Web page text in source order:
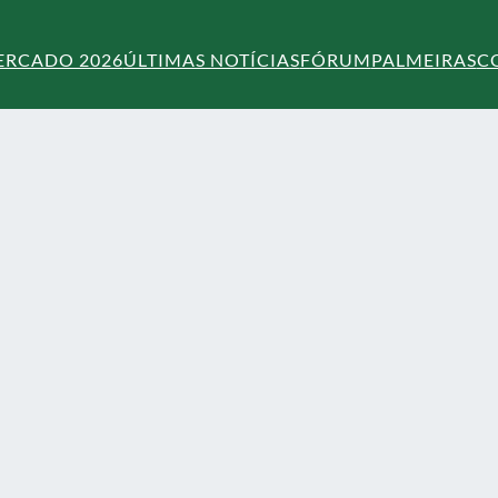
2026ÚLTIMAS NOTÍCIASFÓRUMPALMEIRAS